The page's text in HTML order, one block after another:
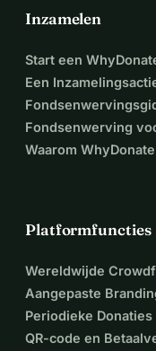
Inzamelen
Start een
Een
Fondsenwerving
Waarom
Platformfuncties
Wereldwijde
Aangepaste
Periodieke Donaties
QR-code en